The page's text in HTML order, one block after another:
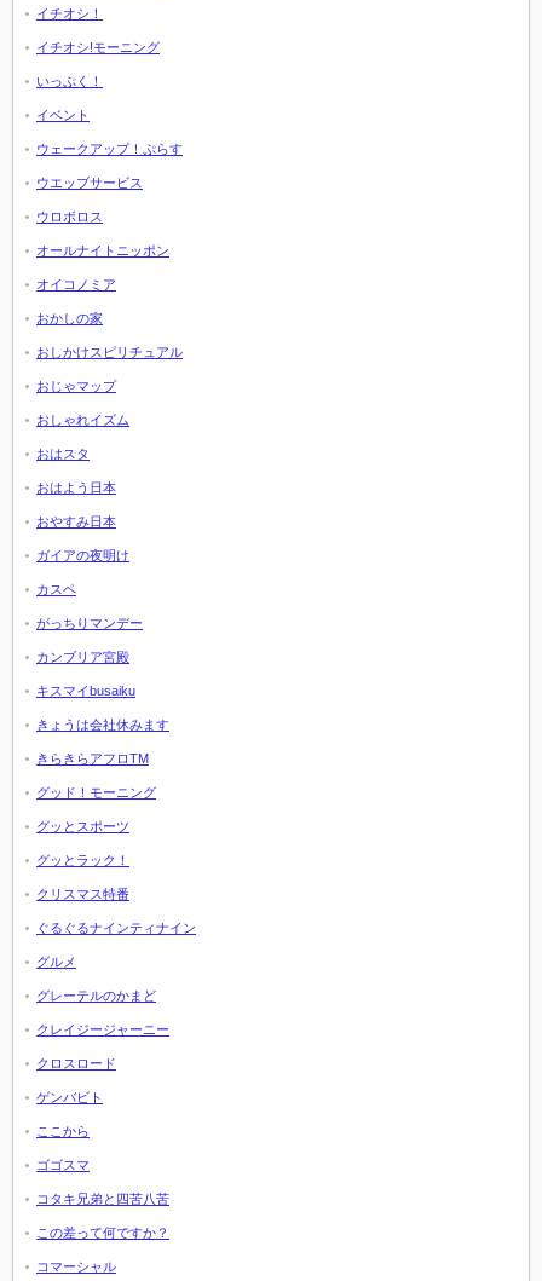
イチオシ！
イチオシ!モーニング
いっぷく！
イベント
ウェークアップ！ぷらす
ウエッブサービス
ウロボロス
オールナイトニッポン
オイコノミア
おかしの家
おしかけスピリチュアル
おじゃマップ
おしゃれイズム
おはスタ
おはよう日本
おやすみ日本
ガイアの夜明け
カスペ
がっちりマンデー
カンブリア宮殿
キスマイbusaiku
きょうは会社休みます
きらきらアフロTM
グッド！モーニング
グッとスポーツ
グッとラック！
クリスマス特番
ぐるぐるナインティナイン
グルメ
グレーテルのかまど
クレイジージャーニー
クロスロード
ゲンバビト
ここから
ゴゴスマ
コタキ兄弟と四苦八苦
この差って何ですか？
コマーシャル